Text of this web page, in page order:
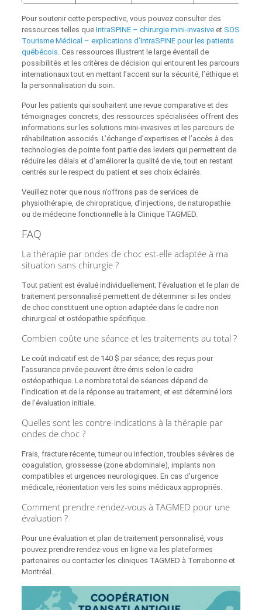
Pour soutenir cette perspective, vous pouvez consulter des
ressources telles que IntraSPINE – chirurgie mini-invasiveet SOS
Tourisme Médical – explications d’IntraSPINE pour les patients
québécois. Ces ressources illustrent le large éventail de
possibilités et les critères de décision qui entourent les parcours
internationaux tout en mettant l’accent sur la sécurité, l’éthique et
la personnalisation du soin.
Pour les patients qui souhaitent une revue comparative et des
témoignages concrets, des ressources spécialisées offrent des
informations sur les solutions mini-invasives et les parcours de
réhabilitation associés. L’échange d’expertises et l’accès à des
technologies de pointe font partie des leviers qui permettent de
réduire les délais et d’améliorer la qualité de vie, tout en restant
centrés sur le respect du patient et ses choix éclairés.
Veuillez noter que nous n’offrons pas de services de
physiothérapie, de chiropratique, d’injections, de naturopathie
ou de médecine fonctionnelle à la Clinique TAGMED.
FAQ
La thérapie par ondes de choc est-elle adaptée à ma
situation sans chirurgie ?
Tout patient est évalué individuellement; l’évaluation et le plan de
traitement personnalisé permettent de déterminer si les ondes
de choc constituent une option adaptée dans le cadre non
chirurgical et ostéopathie spécifique.
Combien coûte une séance et les traitements au total ?
Le coût indicatif est de 140 $ par séance; des reçus pour
l’assurance privée peuvent être émis selon le cadre
ostéopathique. Le nombre total de séances dépend de
l’indication et de la réponse au traitement, et est déterminé lors
de l’évaluation initiale.
Quelles sont les contre-indications à la thérapie par
ondes de choc ?
Frais, fracture récente, tumeur ou infection, troubles sévères de
coagulation, grossesse (zone abdominale), implants non
compatibles et urgences neurologiques. En cas d’urgence
médicale, réorientation vers les soins médicaux appropriés.
Comment prendre rendez-vous à TAGMED pour une
évaluation ?
Pour une évaluation et plan de traitement personnalisé, vous
pouvez prendre rendez‑vous en ligne via les plateformes
partenaires ou contacter les cliniques TAGMED à Terrebonne et
Montréal.